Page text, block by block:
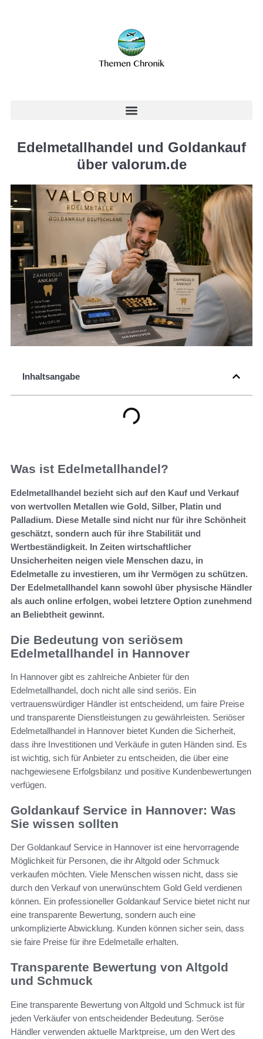
Edelmetallhandel und Goldankauf
über valorum.de
Inhaltsangabe
Was ist Edelmetallhandel?
Edelmetallhandel bezieht sich auf den Kauf und Verkauf
von wertvollen Metallen wie Gold, Silber, Platin und
Palladium. Diese Metalle sind nicht nur für ihre Schönheit
geschätzt, sondern auch für ihre Stabilität und
Wertbeständigkeit. In Zeiten wirtschaftlicher
Unsicherheiten neigen viele Menschen dazu, in
Edelmetalle zu investieren, um ihr Vermögen zu schützen.
Der Edelmetallhandel kann sowohl über physische Händler
als auch online erfolgen, wobei letztere Option zunehmend
an Beliebtheit gewinnt.
Die Bedeutung von seriösem
Edelmetallhandel in Hannover
In Hannover gibt es zahlreiche Anbieter für den
Edelmetallhandel, doch nicht alle sind seriös. Ein
vertrauenswürdiger Händler ist entscheidend, um faire Preise
und transparente Dienstleistungen zu gewährleisten. Seriöser
Edelmetallhandel in Hannover bietet Kunden die Sicherheit,
dass ihre Investitionen und Verkäufe in guten Händen sind. Es
ist wichtig, sich für Anbieter zu entscheiden, die über eine
nachgewiesene Erfolgsbilanz und positive Kundenbewertungen
verfügen.
Goldankauf Service in Hannover: Was
Sie wissen sollten
Der Goldankauf Service in Hannover ist eine hervorragende
Möglichkeit für Personen, die ihr Altgold oder Schmuck
verkaufen möchten. Viele Menschen wissen nicht, dass sie
durch den Verkauf von unerwünschtem Gold Geld verdienen
können. Ein professioneller Goldankauf Service bietet nicht nur
eine transparente Bewertung, sondern auch eine
unkomplizierte Abwicklung. Kunden können sicher sein, dass
sie faire Preise für ihre Edelmetalle erhalten.
Transparente Bewertung von Altgold
und Schmuck
Eine transparente Bewertung von Altgold und Schmuck ist für
jeden Verkäufer von entscheidender Bedeutung. Seröse
Händler verwenden aktuelle Marktpreise, um den Wert des